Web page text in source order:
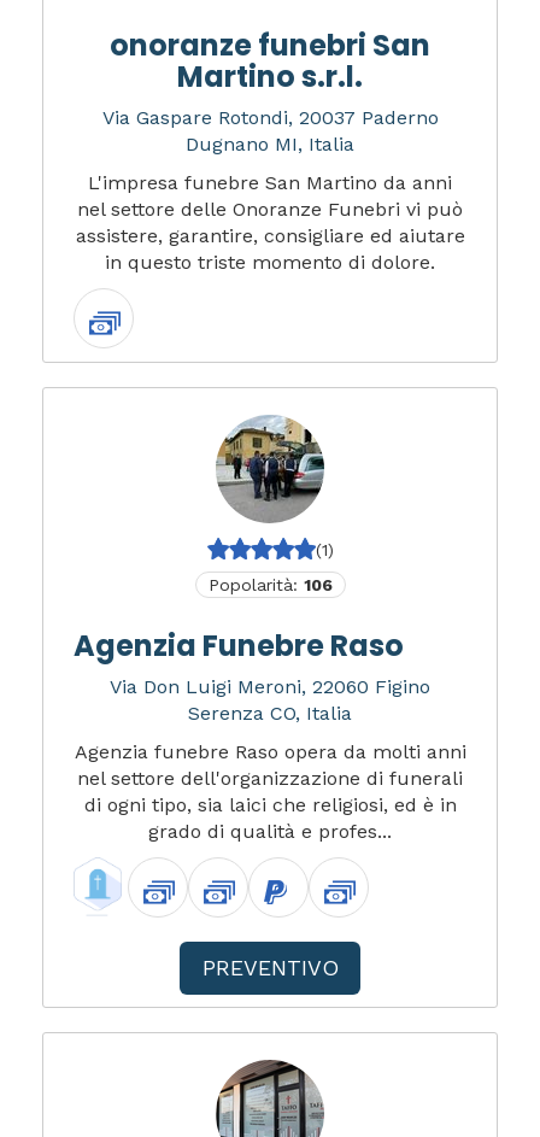
onoranze funebri San
Martino s.r.l.
Via Gaspare Rotondi, 20037 Paderno
Dugnano MI, Italia
L'impresa funebre San Martino da anni
nel settore delle Onoranze Funebri vi può
assistere, garantire, consigliare ed aiutare
in questo triste momento di dolore.
(1)
Popolarità: 106
Agenzia Funebre Raso
Via Don Luigi Meroni, 22060 Figino
Serenza CO, Italia
Agenzia funebre Raso opera da molti anni
nel settore dell'organizzazione di funerali
di ogni tipo, sia laici che religiosi, ed è in
grado di qualità e profes...
PREVENTIVO